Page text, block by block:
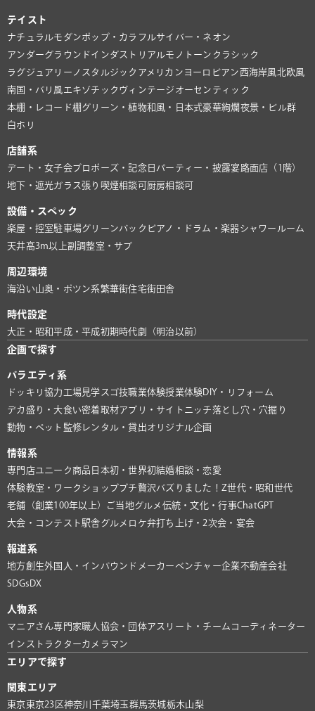
テイスト
ナチュラルモダンポップ・カラフルサイバー・ネオン
アンダーグラウンド インダストリアルモノトーン クラシック
ラグジュアリー ノスタルジック アメリカン ヨーロピアン 西海岸風北欧風
南国・バリ風 エキゾチック ヴィンテージ オーセンティック
本棚・レコード棚グリーン・植物和風・日本式豪華絢爛夜景・ビル群
白ホリ
店舗系
デート・女子会プロポーズ・記念日 パーティー・披露宴路面店（1階）
地下・遮光ガラス張り 喫煙相談可 厨房相談可
設備・スペック
楽屋・控室駐車場グリーンバック ピアノ・ドラム・楽器シャワールーム
天井高3m以上副調整室・サブ
周辺環境
海沿い山奥・ポツン系繁華街住宅街田舎
時代設定
大正・昭和平成・平成初期時代劇（明治以前）
企画で探す
バラエティ系
ドッキリ協力 工場見学 スゴ技職業体験授業体験 DIY・リフォーム
デカ盛り・大食い密着取材アプリ・サイト ニッチ落とし穴・穴掘り
動物・ペット 監修 レンタル・貸出オリジナル企画
情報系
専門店ユニーク商品 日本初・世界初結婚相談・恋愛
体験教室・ワークショッププチ贅沢バズりました！ Z世代・昭和世代
老舗（創業100年以上）
ご当地グルメ 伝統・文化・行事ChatGPT
大会・コンテスト 駅舎グルメ ロケ弁打ち上げ・2次会・宴会
報道系
地方創生外国人・インバウンド メーカー ベンチャー企業不動産会社
SDGs DX
人物系
マニアさん専門家 職人 協会・団体アスリート・チーム コーディネーター
インストラクターカメラマン
エリアで探す
関東エリア
東京 東京23区神奈川 千葉埼玉群馬茨城栃木山梨